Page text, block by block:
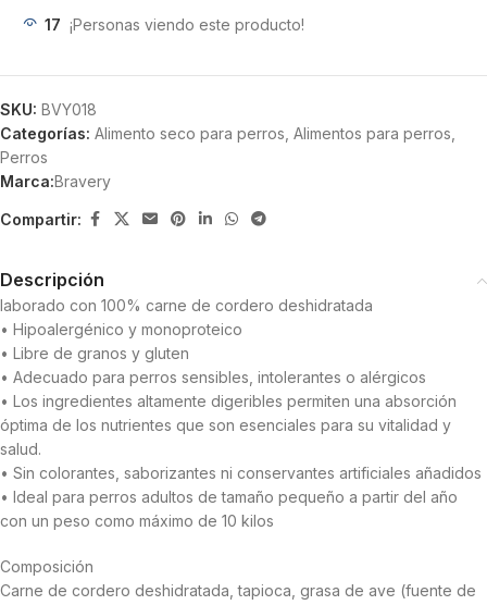
17 ¡Personas viendo este producto!
SKU: BVY018
Categorías: Alimento seco para perros Alimentos para perros
Perros
Marca:Bravery
Compartir:
Descripción
laborado con 100% carne de cordero deshidratada
• Hipoalergénico y monoproteico
• Libre de granos y gluten
• Adecuado para perros sensibles, intolerantes o alérgicos
• Los ingredientes altamente digeribles permiten una absorción
óptima de los nutrientes que son esenciales para su vitalidad y
salud.
• Sin colorantes, saborizantes ni conservantes artificiales añadidos
• Ideal para perros adultos de tamaño pequeño a partir del año
con un peso como máximo de 10 kilos
Composición
Carne de cordero deshidratada, tapioca, grasa de ave (fuente de